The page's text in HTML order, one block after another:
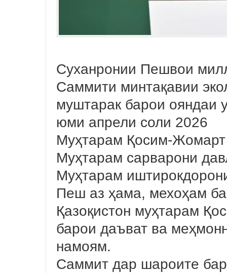
Суханронии Пешвои
Саммити минтақавии
муштарак барои ояндаи
юми апрели соли 2026
Муҳтарам Қосим-
Муҳтарам сарварони
Муҳтарам
Пеш аз ҳама, мехоҳам
Қазоқистон муҳтарам
барои даъват ва
намоям.
Саммит дар шароите